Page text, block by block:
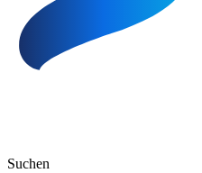
Suchen